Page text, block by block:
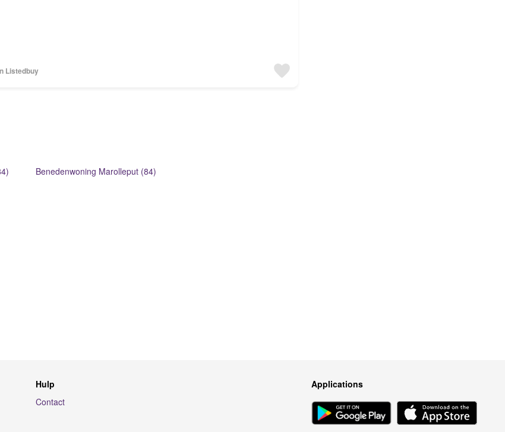
Listedbuy
Benedenwoning Marolleput (84)
Hulp
Contact
Applications